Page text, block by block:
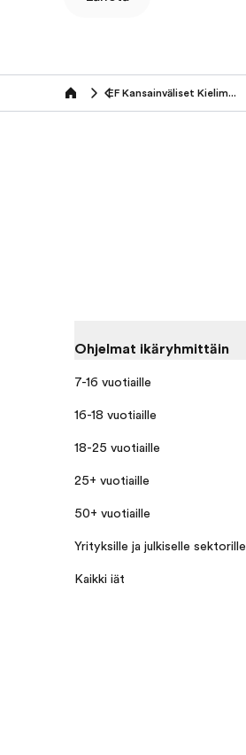
Home EF Kansainväliset Kielimatkat (50+ vuotiaat)
Ohjelmat ikäryhmittäin
7-16 vuotiaille
16-18 vuotiaille
18-25 vuotiaille
25+ vuotiaille
50+ vuotiaille
Yrityksille ja julkiselle sektorille
Kaikki iät